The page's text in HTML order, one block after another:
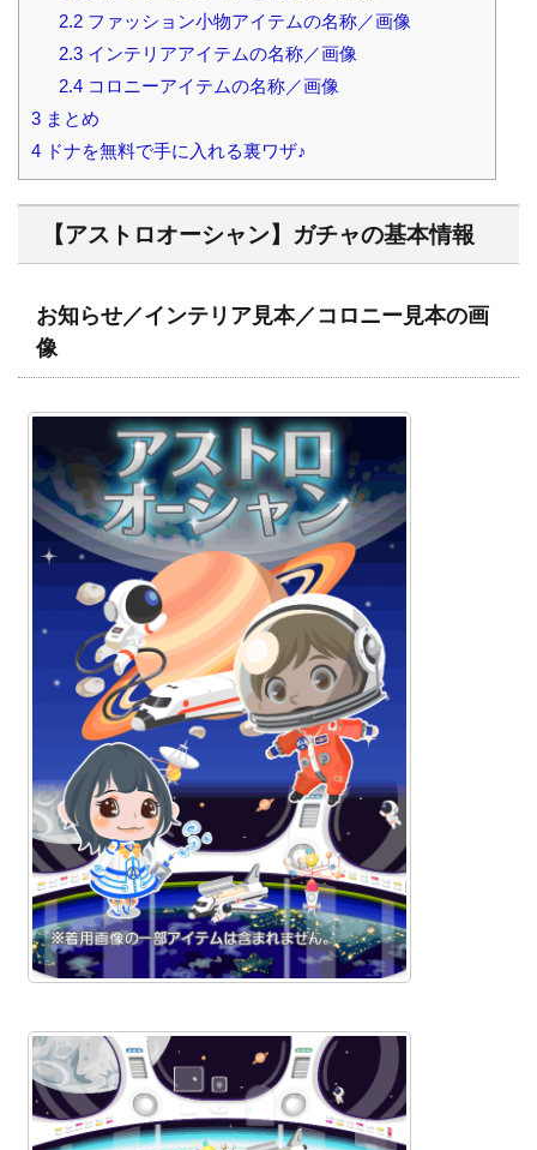
2.2ファッション小物アイテムの名称／画像
2.3インテリアアイテムの名称／画像
2.4コロニーアイテムの名称／画像
3 まとめ
4 ドナを無料で手に入れる裏ワザ♪
【アストロオーシャン】ガチャの基本情報
お知らせ／インテリア見本／コロニー見本の画
像